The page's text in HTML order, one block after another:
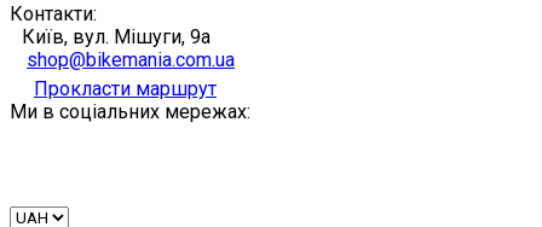
Контакти:
Київ, вул. Мішуги, 9а
shop@bikemania.com.ua
Прокласти маршрут
Ми в соціальних мережах: